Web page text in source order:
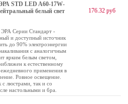
STD LED A60-17W-
белый свет
ЭРА Серии Стандарт -
и доступный источник
до 90% электроэнергии
с аналогичным
ярким белым светом,
к естественному
применения в
Ровное освещение.
люстрами, так и со
настольными и бра.
176.32 руб